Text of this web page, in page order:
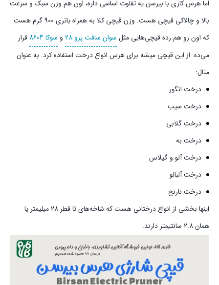
اما هرس کاری با بیرسن یه تفاوت اساسی داره، اون هم وزن سبک و سرعت
بالا و چالاکی قیچی هست. وزن قیچی کلا به همراه باتری 900 گرم هست
که اون رو هم رده قیچی‌هایی مثل سوان سافت پرو 28 و سوکا 8604
قرار
می‌ده. از این قیچی میشه برای هرس انواع درخت استفاده کرد. به عنوان
مثال:
درخت انگور
درخت سیب
درخت گلابی
درخت به
درخت آلو و گیلاس
درخت آلبالو
درخت نارنج
اینها بخشی از انواع درختانی هست که شاخه‌های تا قطر 28 میلیمتر یا
همان 2.8 سانتیمتر دارند.